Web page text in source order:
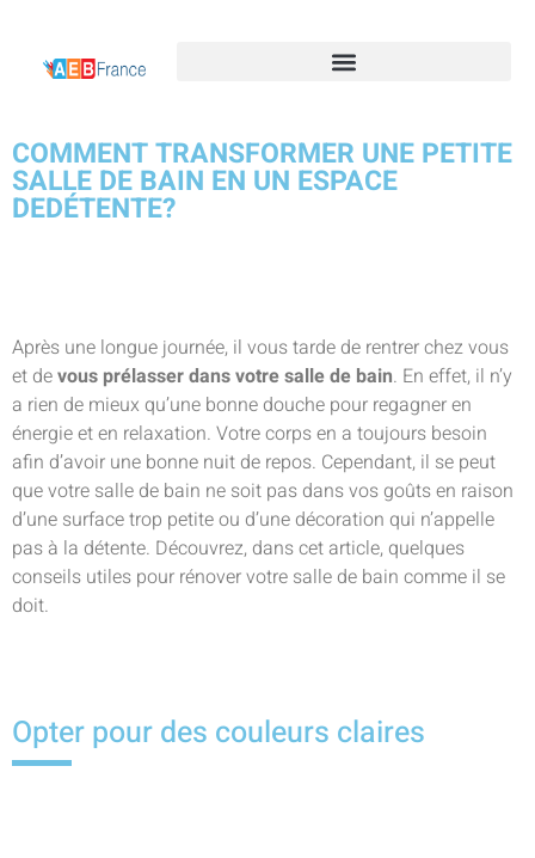
COMMENT TRANSFORMER UNE PETITE
SALLE DE BAIN EN UN ESPACE
DEDÉTENTE?
Après une longue journée, il vous tarde de rentrer chez vous
et devous prélasser dans votre salle de bain. En effet, il n’y
a rien de mieux qu’une bonne douche pour regagner en
énergie et en relaxation. Votre corps en a toujours besoin
afin d’avoir une bonne nuit de repos. Cependant, il se peut
que votre salle de bain ne soit pas dans vos goûts en raison
d’une surface trop petite ou d’une décoration qui n’appelle
pas à la détente. Découvrez, dans cet article, quelques
conseils utiles pour rénover votre salle de bain comme il se
doit.
Opter pour des couleurs claires